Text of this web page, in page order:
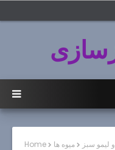
Home میوه ها و لیمو سبز